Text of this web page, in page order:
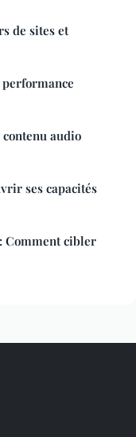
de sites et
audio
ses capacités
Comment cibler